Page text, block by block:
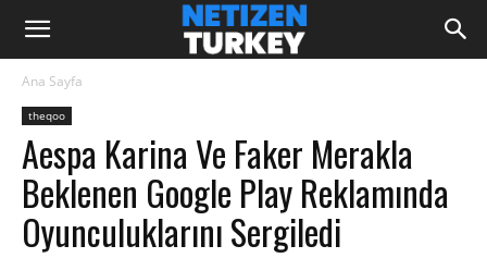
Ana Sayfa
theqoo
Aespa Karina Ve Faker Merakla
Beklenen Google Play Reklamında
Oyunculuklarını Sergiledi